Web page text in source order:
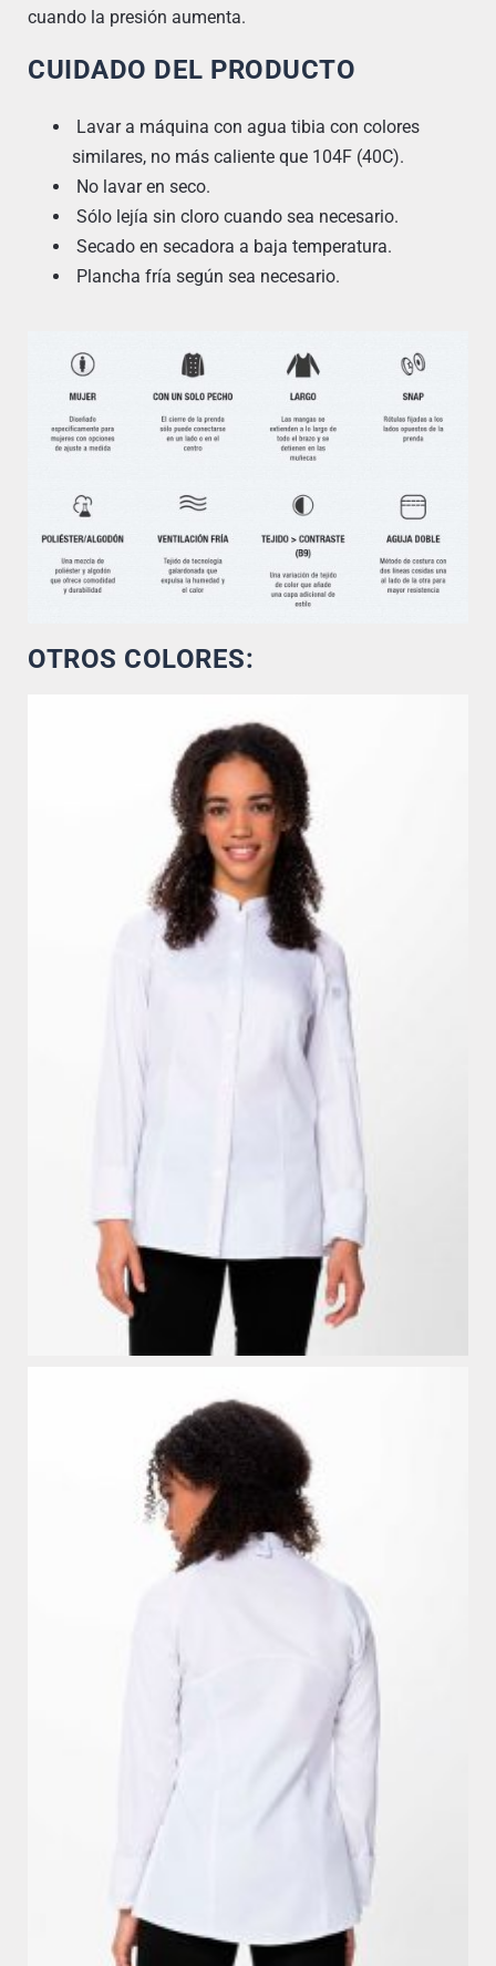
cuando la presión aumenta.
CUIDADO DEL PRODUCTO
Lavar a máquina con agua tibia con colores
similares, no más caliente que 104F (40C).
No lavar en seco.
Sólo lejía sin cloro cuando sea necesario.
Secado en secadora a baja temperatura.
Plancha fría según sea necesario.
OTROS COLORES: